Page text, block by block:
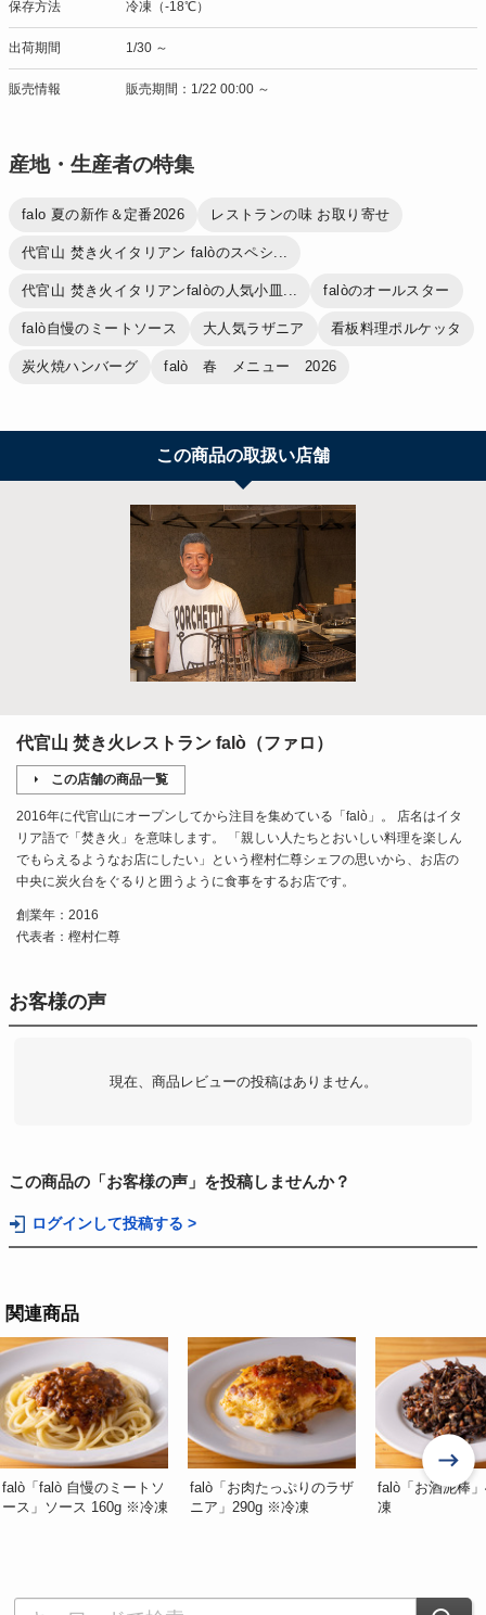
保存方法 冷凍（-18℃）
出荷期間 1/30 ～
販売情報 販売期間：1/22 00:00 ～
産地・生産者の特集
falo 夏の新作＆定番2026 レストランの味 お取り寄せ
代官山 焚き火イタリアン falòのスペシ...
代官山 焚き火イタリアンfalòの人気小皿... falòのオールスター
falò自慢のミートソース 大人気ラザニア 看板料理ポルケッタ
炭火焼ハンバーグ falò 春 メニュー 2026
この商品の取扱い店舗
代官山 焚き火レストラン falò（ファロ）
この店舗の商品一覧
2016年に代官山にオープンしてから注目を集めている「falò」。 店名はイタ
リア語で「焚き火」を意味します。 「親しい人たちとおいしい料理を楽しん
でもらえるようなお店にしたい」という樫村仁尊シェフの思いから、お店の
中央に炭火台をぐるりと囲うように食事をするお店です。
創業年：2016
代表者：樫村仁尊
お客様の声
現在、商品レビューの投稿はありません。
この商品の「お客様の声」を投稿しませんか？
ログインして投稿する >
関連商品
falò「falò 自慢のミートソ
ース」ソース 160g ※冷凍
falò「お肉たっぷりのラザ
ニア」290g ※冷凍
falò「お酒泥棒
凍